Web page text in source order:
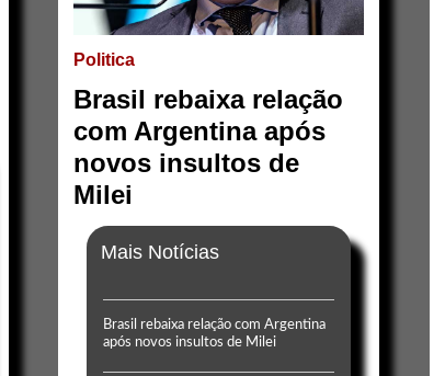
Politica
Brasil rebaixa relação
com Argentina após
novos insultos de
Milei
Mais Notícias
Brasil rebaixa relação com Argentina
após novos insultos de Milei